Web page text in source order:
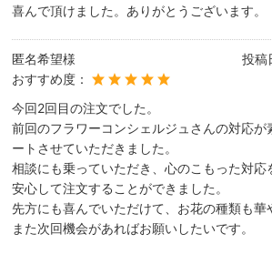
喜んで頂けました。ありがとうございます。
匿名希望様 投稿
おすすめ度：
今回2回目の注文でした。
前回のフラワーコンシェルジュさんの対応
ートさせていただきました。
相談にも乗っていただき、心のこもった対
安心して注文することができました。
先方にも喜んでいただけて、お花の種類も華
また次回機会があればお願いしたいです。